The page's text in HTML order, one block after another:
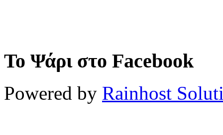
Το Ψάρι στο Facebook
Powered by Rainhost